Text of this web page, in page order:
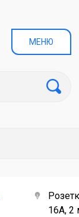
МЕНЮ
16А, 2